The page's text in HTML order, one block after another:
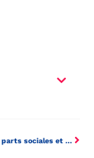
Différence entre parts sociales et actions : les enjeux pour votre société